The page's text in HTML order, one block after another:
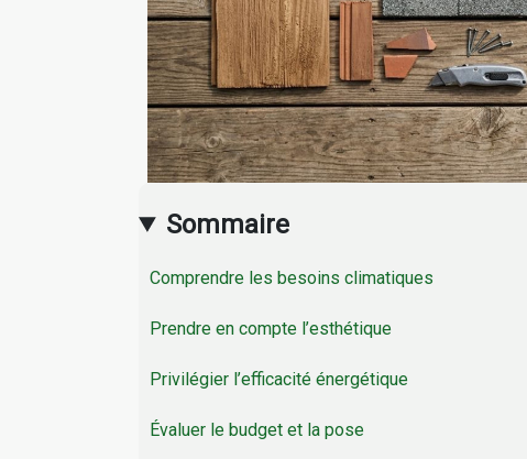
Sommaire
Comprendre les besoins climatiques
Prendre en compte l’esthétique
Privilégier l’efficacité énergétique
Évaluer le budget et la pose